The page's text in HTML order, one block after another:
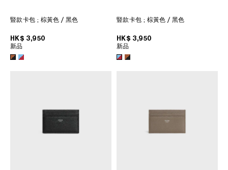
豎款卡包 ; 棕黃色 / 黑色
HK$ 3,950
新品
豎款卡包 ; 棕黃色 / 黑色
HK$ 3,950
新品